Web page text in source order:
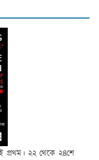
প্রথম। ২২ থেকে ২৪শে